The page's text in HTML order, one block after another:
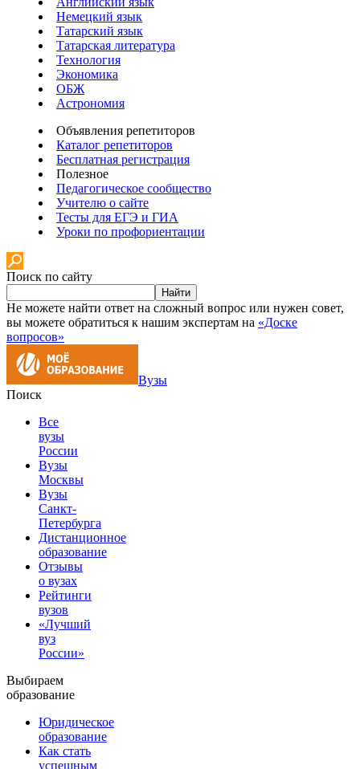
Немецкий язык
Татарский язык
Татарская литература
Технология
Экономика
ОБЖ
Астрономия
Объявления репетиторов
Каталог репетиторов
Бесплатная регистрация
Полезное
Педагогическое сообщество
Учителю о сайте
Тесты для ЕГЭ и ГИА
Уроки по профориентации
Поиск по сайту
Найти
Не можете найти ответ на сложный вопрос или нужен совет,
вы можете обратиться к нашим экспертам на «Доске
вопросов»
Вузы
Поиск
Все
вузы
России
Вузы
Москвы
Вузы
Санкт-
Петербурга
Дистанционное
образование
Отзывы
о вузах
Рейтинги
вузов
«Лучший
вуз
России»
Выбираем
образование
Юридическое
образование
Как стать
успешным